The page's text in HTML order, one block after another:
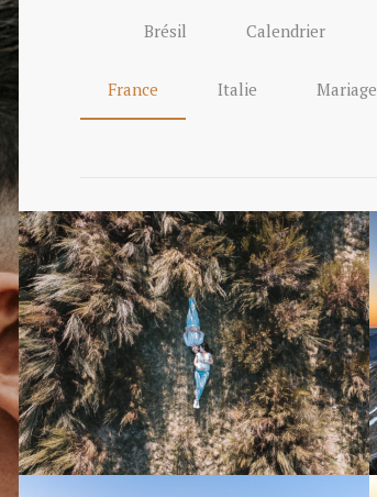
Brésil Calendrier
France Italie Mariage